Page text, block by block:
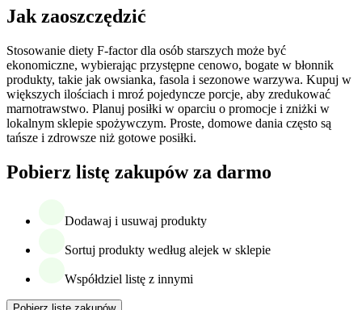
Jak zaoszczędzić
Stosowanie diety F-factor dla osób starszych może być
ekonomiczne, wybierając przystępne cenowo, bogate w błonnik
produkty, takie jak owsianka, fasola i sezonowe warzywa. Kupuj w
większych ilościach i mroź pojedyncze porcje, aby zredukować
marnotrawstwo. Planuj posiłki w oparciu o promocje i zniżki w
lokalnym sklepie spożywczym. Proste, domowe dania często są
tańsze i zdrowsze niż gotowe posiłki.
Pobierz listę zakupów za darmo
Dodawaj i usuwaj produkty
Sortuj produkty według alejek w sklepie
Współdziel listę z innymi